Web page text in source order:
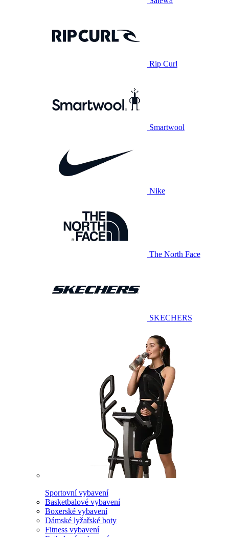
Rip Curl
Smartwool
Nike
The North Face
SKECHERS
Sportovní vybavení
Basketbalové vybavení
Boxerské vybavení
Dámské lyžařské boty
Fitness vybavení